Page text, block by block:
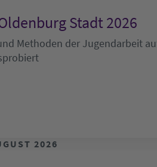
Stadt 2026
Methoden der Jugendarbeit
2026